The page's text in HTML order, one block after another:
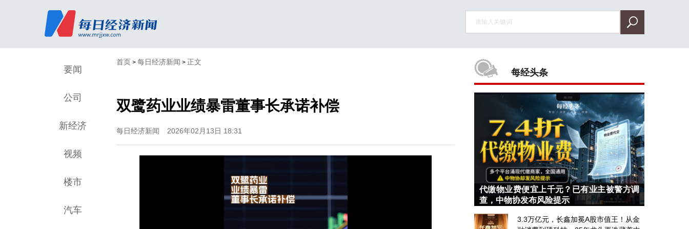
要闻
公司
新经济
视频
楼市
汽车
首页 > 每日经济新闻 > 正文
双鹭药业业绩暴雷董事长承诺补偿
每日经济新闻 2026年02月13日 18:31
每经头条
代缴物业费便宜上千元？已有业主被警方调
查，中物协发布风险提示
3.3万亿元，长鑫加冕A股市值王！从金